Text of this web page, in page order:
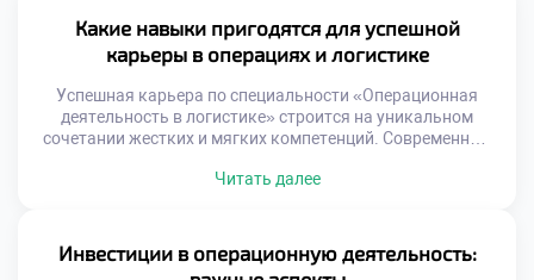
должны понимать, что перемены — это норма профессии.
Многие реформы терпят неудачу из-за человеческого
фактора. Техническая безупречность решения не […]
Какие навыки пригодятся для успешной
карьеры в операциях и логистике
Успешная карьера по специальности «Операционная
деятельность в логистике» строится на уникальном
сочетании жестких и мягких компетенций. Современный
адаптивности к изменениям. Работодатели ценят
технической сферой деятельности человека. Управление
потоками требует развитого эмоционального интеллекта
Читать далее
Инвестиции в операционную деятельность: